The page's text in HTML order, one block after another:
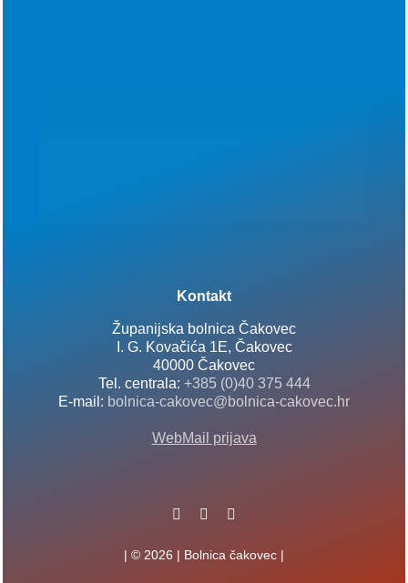
Kontakt
Županijska bolnica Čakovec
I. G. Kovačića 1E, Čakovec
40000 Čakovec
Tel. centrala: +385 (0)40 375 444
E-mail: bolnica-cakovec@bolnica-cakovec.hr
WebMail prijava
| © 2026 | Bolnica čakovec |